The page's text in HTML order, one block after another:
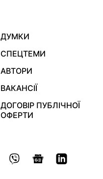
ДУМКИ
СПЕЦТЕМИ
АВТОРИ
ВАКАНСІЇ
ДОГОВІР ПУБЛІЧНОЇ
ОФЕРТИ